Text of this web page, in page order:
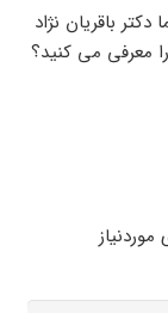
باقریان نژاد
معرفی می کنید؟